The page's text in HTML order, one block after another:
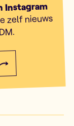
Instagram
zelf nieuws